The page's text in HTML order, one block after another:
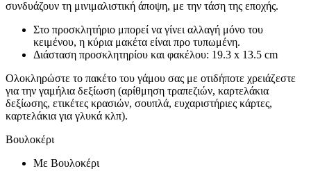
συνδυάζουν τη μινιμαλιστική άποψη, με την τάση της εποχής.
Στο προσκλητήριο μπορεί να γίνει αλλαγή μόνο του
κειμένου, η κύρια μακέτα είναι προ τυπωμένη.
Διάσταση προσκλητηρίου και φακέλου: 19.3 x 13.5 cm
Ολοκληρώστε το πακέτο του γάμου σας με οτιδήποτε χρειάζεστε
για την γαμήλια δεξίωση (αρίθμηση τραπεζιών, καρτελάκια
δεξίωσης, ετικέτες κρασιών, σουπλά, ευχαριστήριες κάρτες,
καρτελάκια για γλυκά κλπ).
Βουλοκέρι
Με Βουλοκέρι